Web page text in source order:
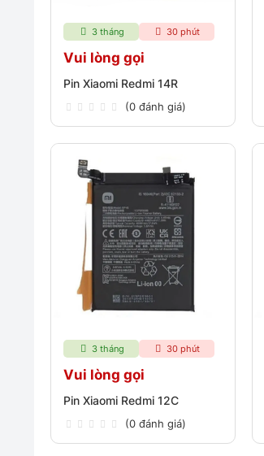
3 tháng 30 phút
Vui lòng gọi
Pin Xiaomi Redmi 14R
(0 đánh giá)
3 tháng 30 phút
Vui lòng gọi
Pin Xiaomi Redmi 12C
(0 đánh giá)